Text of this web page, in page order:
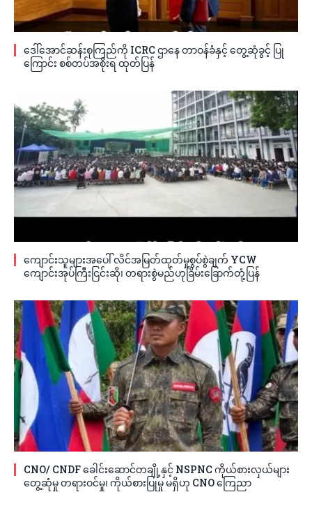
ဒေါ်အောင်ဆန်းစုကြည်ကို ICRC ဌာနေ တာဝန်ခံနှင့် တွေ့ဆုံခွင့် ပြု
ကြောင်း စစ်တပ်အစိုးရ ထုတ်ပြန်
ကျောင်းသူများအပေါ် လိင်အမြတ်ထုတ်မှုစွပ်စွဲချက် YCW
ကျောင်းအုပ်ကြီးငြင်းဆို၊ တရားစွဲမည်ဟုခြိမ်းခြောက်တုံ့ပြန်
CNO/ CNDF ခေါင်းဆောင်တချို့နှင့် NSPNC ကိုယ်စားလှယ်များ
တွေ့ဆုံမှု တရားဝင်မှု၊ ကိုယ်စားပြုမှု မရှိဟု CNO ကြေညာ